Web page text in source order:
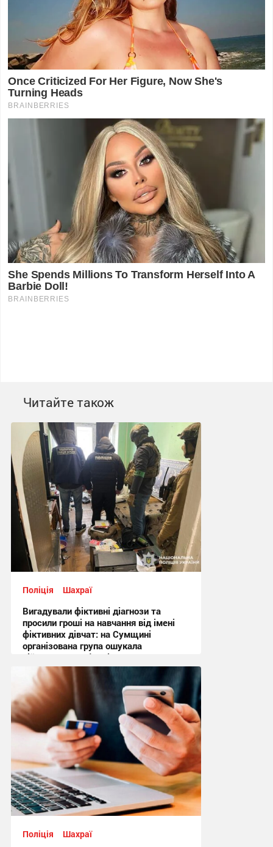
Читайте також
Поліція Шахраї
Вигадували фіктивні діагнози та
просили гроші на навчання від імені
фіктивних дівчат: на Сумщині
організована група ошукала
військовослужбовців на понад
мільйон гривень
14:41 сьогодні
Поліція Шахраї